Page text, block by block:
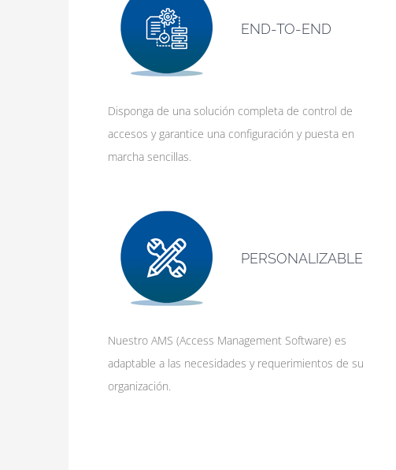
END-TO-END
Disponga de una solución completa de control de
accesos y garantice una configuración y puesta en
marcha sencillas.
PERSONALIZABLE
Nuestro AMS (Access Management Software) es
adaptable a las necesidades y requerimientos de su
organización.